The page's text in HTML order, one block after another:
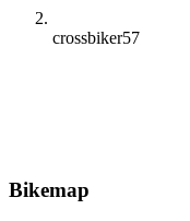
crossbiker57
Bikemap